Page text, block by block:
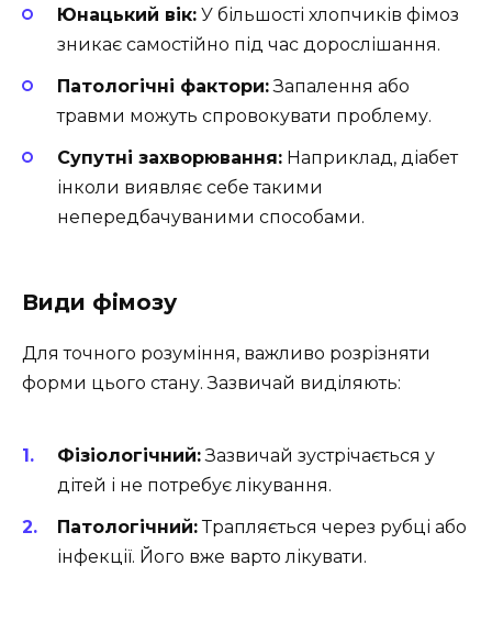
Юнацький вік: У більшості хлопчиків фімоз
зникає самостійно під час дорослішання.
Патологічні фактори:Запалення або
травми можуть спровокувати проблему.
Супутні захворювання: Наприклад, діабет
інколи виявляє себе такими
непередбачуваними способами.
Види фімозу
Для точного розуміння, важливо розрізняти
форми цього стану. Зазвичай виділяють:
Фізіологічний:Зазвичай зустрічається у
дітей і не потребує лікування.
Патологічний:Трапляється через рубці або
інфекції. Його вже варто лікувати.